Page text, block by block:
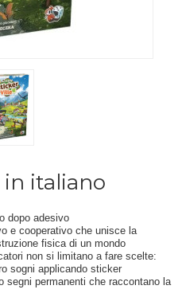
in italiano
dopo adesivo
e cooperativo che unisce la
fisica di un mondo
non si limitano a fare scelte:
sogni applicando sticker
segni permanenti che raccontano la